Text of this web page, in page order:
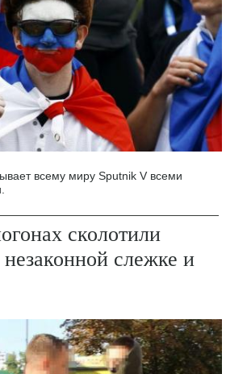
всему миру Sputnik V всеми
сколотили
слежке и